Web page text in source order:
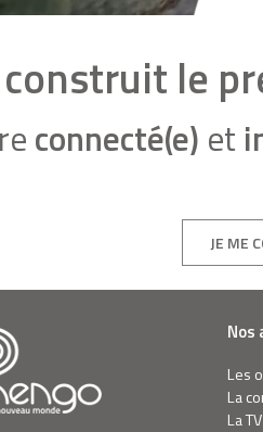
construit le
connecté(e) et
JE ME
Nos
Les
La
La TV